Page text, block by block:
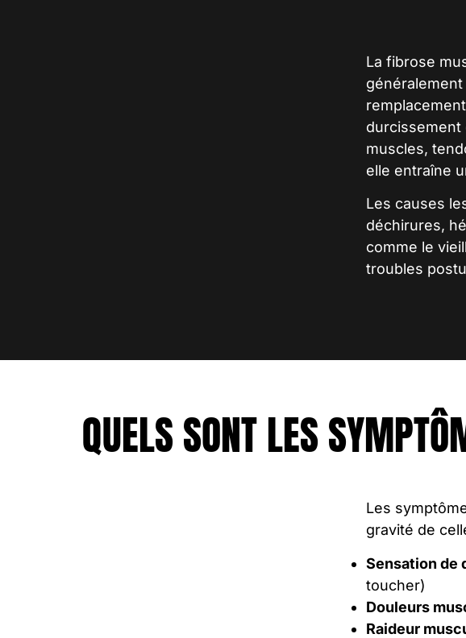
La fibrose
durcissement
muscles,
elle entraîne
Les causes
déchirures,
comme le
troubles
QUELS SONT LES
Les
gravité de
Sensation de
toucher)
Douleurs
Raideur